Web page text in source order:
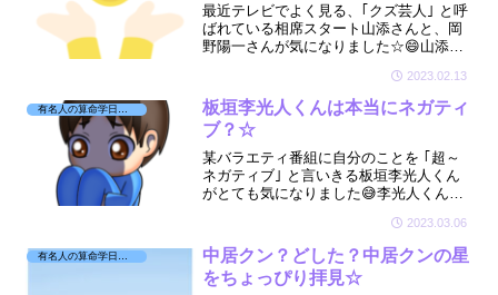
最近テレビでよく見る、｢クズ芸人｣ と呼
ばれている相席スタート山添さんと、岡
野陽一さんが気になりました☆😄山添さ
という名の借金をしていたとか💰｢この2
人はどんな宿命をしているの？｣
2023.02.13
板垣李光人くんは本当にネガティ
ブ？☆
某バラエティ番組に自分のことを ｢超～
ネガティブ｣ と言いきる板垣李光人くん
がとても気になりました😅李光人くんと
の弟役ですよね☆そんな李光人くんが本
当にネガティブなのか見てみましたよ☆
2023.03.06
中居クン？どした？中居クンの星
をちょっぴり拝見☆